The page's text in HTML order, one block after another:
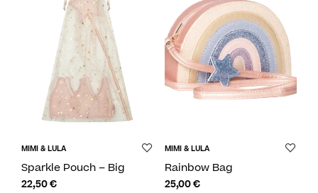
MIMI & LULA
Sparkle Pouch – Big
22,50€
MIMI & LULA
Rainbow Bag
25,00€